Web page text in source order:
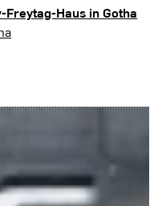
Haus in Gotha